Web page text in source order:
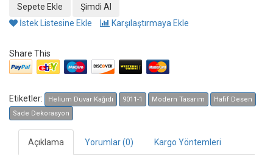
İstek Listesine Ekle Karşılaştırmaya Ekle
Share This
Etiketler: Helium Duvar Kağıdı 9011-1 Modern Tasarım
Hafif Desen
Sade Dekorasyon
Açıklama Yorumlar (0) Kargo Yöntemleri